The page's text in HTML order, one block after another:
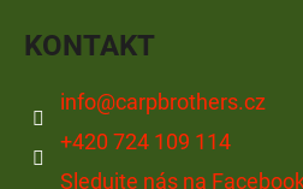
KONTAKT
info@carpbrothers.cz
+420 724 109 114
Sledujte nás na